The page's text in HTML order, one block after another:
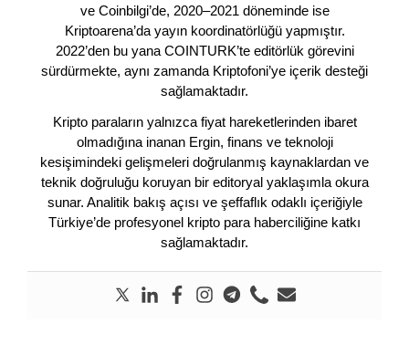
ve Coinbilgi’de, 2020–2021 döneminde ise
Kriptoarena’da yayın koordinatörlüğü yapmıştır.
2022’den bu yana COINTURK’te editörlük görevini
sürdürmekte, aynı zamanda Kriptofoni’ye içerik desteği
sağlamaktadır.
Kripto paraların yalnızca fiyat hareketlerinden ibaret
olmadığına inanan Ergin, finans ve teknoloji
kesişimindeki gelişmeleri doğrulanmış kaynaklardan ve
teknik doğruluğu koruyan bir editoryal yaklaşımla okura
sunar. Analitik bakış açısı ve şeffaflık odaklı içeriğiyle
Türkiye’de profesyonel kripto para haberciliğine katkı
sağlamaktadır.